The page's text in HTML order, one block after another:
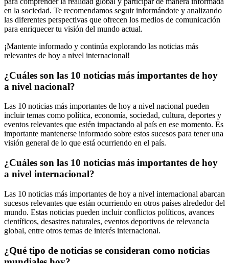
en la sociedad. Te recomendamos seguir informándote y analizando
las diferentes perspectivas que ofrecen los medios de comunicación
para enriquecer tu visión del mundo actual.
¡Mantente informado y continúa explorando las noticias más
relevantes de hoy a nivel internacional!
¿Cuáles son las 10 noticias más importantes de hoy
a nivel nacional?
Las 10 noticias más importantes de hoy a nivel nacional pueden
incluir temas como política, economía, sociedad, cultura, deportes y
eventos relevantes que estén impactando al país en ese momento. Es
importante mantenerse informado sobre estos sucesos para tener una
visión general de lo que está ocurriendo en el país.
¿Cuáles son las 10 noticias más importantes de hoy
a nivel internacional?
Las 10 noticias más importantes de hoy a nivel internacional abarcan
sucesos relevantes que están ocurriendo en otros países alrededor del
mundo. Estas noticias pueden incluir conflictos políticos, avances
científicos, desastres naturales, eventos deportivos de relevancia
global, entre otros temas de interés internacional.
¿Qué tipo de noticias se consideran como noticias